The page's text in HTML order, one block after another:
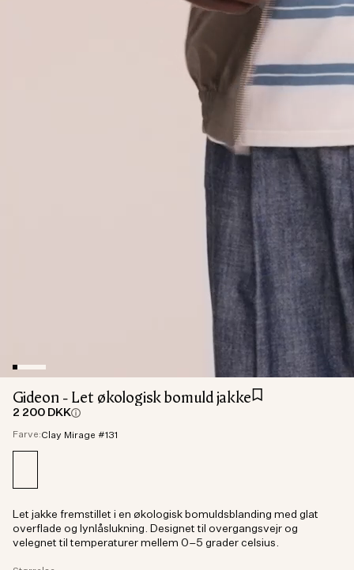
Gideon - Let økologisk bomuld jakke
2 200 DKK
Farve:Clay Mirage #131
Let jakke fremstillet i en økologisk bomuldsblanding med glat
overflade og lynlåslukning. Designet til overgangsvejr og
velegnet til temperaturer mellem 0–5 grader celsius.